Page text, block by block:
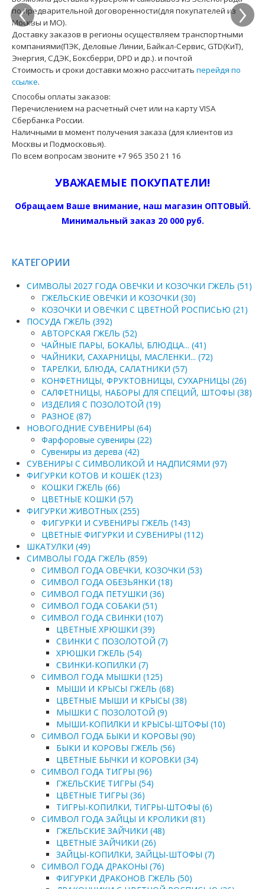
‹ ›
по предварительной договоренности(для покупателей из
Москвы и МО).
Доставку заказов в регионы осуществляем транспортными
компаниями(ПЭК, Деловые Линии, Байкал-Сервис, GTD(КиТ),
Энергия, СДЭК, Боксберри, DPD и др.). и почтой
Стоимость и сроки доставки можно рассчитать перейдя по
ссылке.
Способы оплаты заказов:
Перечислением на расчетный счет или на карту VISA
Сбербанка России.
Наличными в момент получения заказа (для клиентов из
Москвы и Подмосковья).
По всем вопросам звоните +7 965 350 21 16
УВАЖАЕМЫЕ ПОКУПАТЕЛИ!
Обращаем Ваше внимание, наш магазин ОПТОВЫЙ.
Минимальный заказ 20 000 руб.
КАТЕГОРИИ
СИМВОЛЫ 2027 ГОДА ОВЕЧКИ И КОЗОЧКИ ГЖЕЛЬ (51)
ГЖЕЛЬСКИЕ ОВЕЧКИ И КОЗОЧКИ (30)
КОЗОЧКИ И ОВЕЧКИ С ЦВЕТНОЙ РОСПИСЬЮ (21)
ПОСУДА ГЖЕЛЬ (392)
АВТОРСКАЯ ГЖЕЛЬ (52)
ЧАЙНЫЕ ПАРЫ, БОКАЛЫ, БЛЮДЦА... (41)
ЧАЙНИКИ, САХАРНИЦЫ, МАСЛЕНКИ... (72)
ТАРЕЛКИ, БЛЮДА, САЛАТНИКИ (57)
КОНФЕТНИЦЫ, ФРУКТОВНИЦЫ, СУХАРНИЦЫ (26)
САЛФЕТНИЦЫ, НАБОРЫ ДЛЯ СПЕЦИЙ, ШТОФЫ (38)
ИЗДЕЛИЯ С ПОЗОЛОТОЙ (19)
РАЗНОЕ (87)
НОВОГОДНИЕ СУВЕНИРЫ (64)
Фарфоровые сувениры (22)
Сувениры из дерева (42)
СУВЕНИРЫ С СИМВОЛИКОЙ И НАДПИСЯМИ (97)
ФИГУРКИ КОТОВ И КОШЕК (123)
КОШКИ ГЖЕЛЬ (66)
ЦВЕТНЫЕ КОШКИ (57)
ФИГУРКИ ЖИВОТНЫХ (255)
ФИГУРКИ И СУВЕНИРЫ ГЖЕЛЬ (143)
ЦВЕТНЫЕ ФИГУРКИ И СУВЕНИРЫ (112)
ШКАТУЛКИ (49)
СИМВОЛЫ ГОДА ГЖЕЛЬ (859)
СИМВОЛ ГОДА ОВЕЧКИ, КОЗОЧКИ (53)
СИМВОЛ ГОДА ОБЕЗЬЯНКИ (18)
СИМВОЛ ГОДА ПЕТУШКИ (36)
СИМВОЛ ГОДА СОБАКИ (51)
СИМВОЛ ГОДА СВИНКИ (107)
ЦВЕТНЫЕ ХРЮШКИ (39)
СВИНКИ С ПОЗОЛОТОЙ (7)
ХРЮШКИ ГЖЕЛЬ (54)
СВИНКИ-КОПИЛКИ (7)
СИМВОЛ ГОДА МЫШКИ (125)
МЫШИ И КРЫСЫ ГЖЕЛЬ (68)
ЦВЕТНЫЕ МЫШИ И КРЫСЫ (38)
МЫШКИ С ПОЗОЛОТОЙ (9)
МЫШИ-КОПИЛКИ И КРЫСЫ-ШТОФЫ (10)
СИМВОЛ ГОДА БЫКИ И КОРОВЫ (90)
БЫКИ И КОРОВЫ ГЖЕЛЬ (56)
ЦВЕТНЫЕ БЫЧКИ И КОРОВКИ (34)
СИМВОЛ ГОДА ТИГРЫ (96)
ГЖЕЛЬСКИЕ ТИГРЫ (54)
ЦВЕТНЫЕ ТИГРЫ (36)
ТИГРЫ-КОПИЛКИ, ТИГРЫ-ШТОФЫ (6)
СИМВОЛ ГОДА ЗАЙЦЫ И КРОЛИКИ (81)
ГЖЕЛЬСКИЕ ЗАЙЧИКИ (48)
ЦВЕТНЫЕ ЗАЙЧИКИ (26)
ЗАЙЦЫ-КОПИЛКИ, ЗАЙЦЫ-ШТОФЫ (7)
СИМВОЛ ГОДА ДРАКОНЫ (76)
ФИГУРКИ ДРАКОНОВ ГЖЕЛЬ (50)